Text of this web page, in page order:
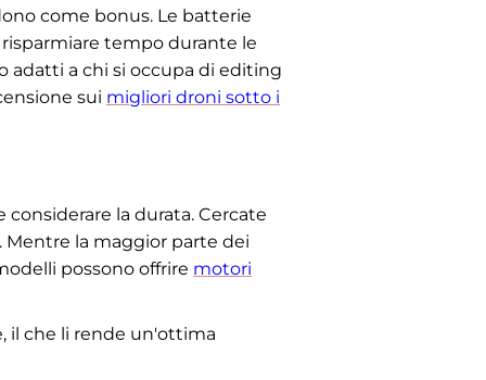
come bonus. Le batterie
tempo durante le
adatti a chi si occupa di editing
sui migliori droni sotto i
la durata. Cercate
la maggior parte dei
possono offrire motori
il che li rende un'ottima